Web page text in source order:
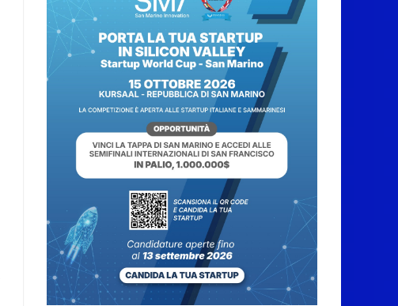
San Marino. Il Governo
accelera sul contratto
della PA: pronta la
proposta ai sindacati
7 Agosto 2026